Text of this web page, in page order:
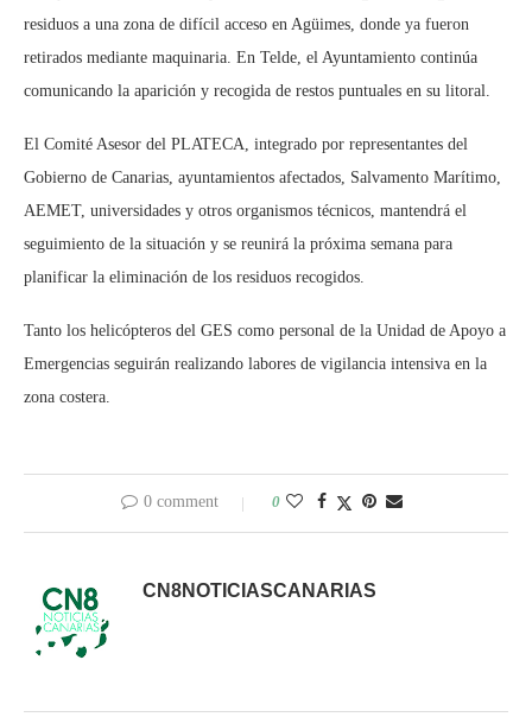
residuos a una zona de difícil acceso en Agüimes, donde ya fueron
retirados mediante maquinaria. En Telde, el Ayuntamiento continúa
comunicando la aparición y recogida de restos puntuales en su litoral.
El Comité Asesor del PLATECA, integrado por representantes del
Gobierno de Canarias, ayuntamientos afectados, Salvamento Marítimo,
AEMET, universidades y otros organismos técnicos, mantendrá el
seguimiento de la situación y se reunirá la próxima semana para
planificar la eliminación de los residuos recogidos.
Tanto los helicópteros del GES como personal de la Unidad de Apoyo a
Emergencias seguirán realizando labores de vigilancia intensiva en la
zona costera.
0 comment 0
CN8NOTICIASCANARIAS